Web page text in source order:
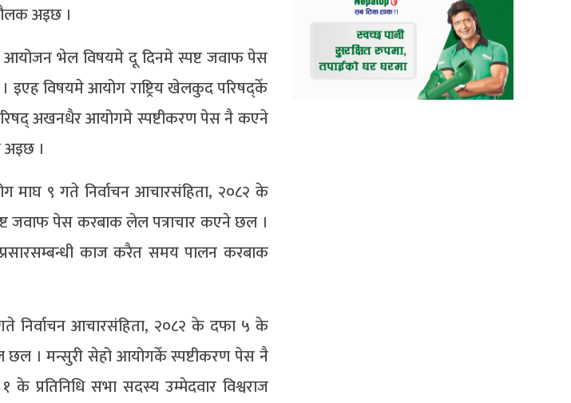
अइछ ।
भेल विषयमे दू दिनमे स्पष्ट जवाफ पेस
विषयमे आयोग राष्ट्रिय खेलकुद परिषद्केँ
अखनधैर आयोगमे स्पष्टीकरण पेस नै कएने
।
माघ ९ गते निर्वाचन आचारसंहिता, २०८२ के
जवाफ पेस करबाक लेल पत्राचार कएने छल ।
काज करैत समय पालन करबाक
निर्वाचन आचारसंहिता, २०८२ के दफा ५ के
। मन्सुरी सेहो आयोगकेँ स्पष्टीकरण पेस नै
के प्रतिनिधि सभा सदस्य उम्मेदवार विश्वराज